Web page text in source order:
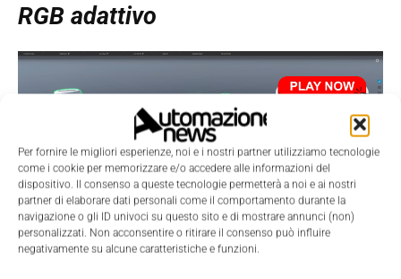
Per fornire le migliori esperienze, noi e i nostri partner utilizziamo tecnologie
come i cookie per memorizzare e/o accedere alle informazioni del
dispositivo. Il consenso a queste tecnologie permetterà a noi e ai nostri
partner di elaborare dati personali come il comportamento durante la
navigazione o gli ID univoci su questo sito e di mostrare annunci (non)
personalizzati. Non acconsentire o ritirare il consenso può influire
negativamente su alcune caratteristiche e funzioni.
RGB adattivo